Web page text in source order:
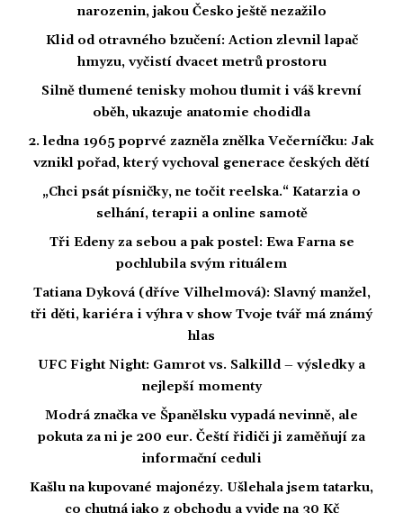
narozenin, jakou Česko ještě nezažilo
Klid od otravného bzučení: Action zlevnil lapač
hmyzu, vyčistí dvacet metrů prostoru
Silně tlumené tenisky mohou tlumit i váš krevní
oběh, ukazuje anatomie chodidla
2. ledna 1965 poprvé zazněla znělka Večerníčku: Jak
vznikl pořad, který vychoval generace českých dětí
„Chci psát písničky, ne točit reelska.“ Katarzia o
selhání, terapii a online samotě
Tři Edeny za sebou a pak postel: Ewa Farna se
pochlubila svým rituálem
Tatiana Dyková (dříve Vilhelmová): Slavný manžel,
tři děti, kariéra i výhra v show Tvoje tvář má známý
hlas
UFC Fight Night: Gamrot vs. Salkilld – výsledky a
nejlepší momenty
Modrá značka ve Španělsku vypadá nevinně, ale
pokuta za ni je 200 eur. Čeští řidiči ji zaměňují za
informační ceduli
Kašlu na kupované majonézy. Ušlehala jsem tatarku,
co chutná jako z obchodu a vyjde na 30 Kč